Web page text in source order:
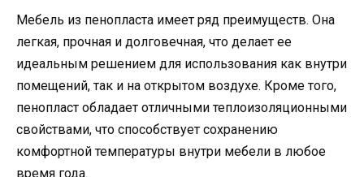
Мебель из пенопласта имеет ряд преимуществ. Она
легкая, прочная и долговечная, что делает ее
идеальным решением для использования как внутри
помещений, так и на открытом воздухе. Кроме того,
пенопласт обладает отличными теплоизоляционными
свойствами, что способствует сохранению
комфортной температуры внутри мебели в любое
время года.